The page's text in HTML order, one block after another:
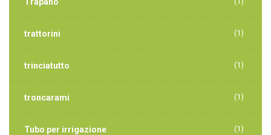
trattorini (1)
trinciatutto (1)
troncarami (1)
Tubo per irrigazione (1)